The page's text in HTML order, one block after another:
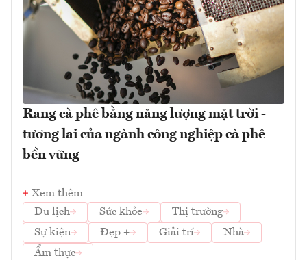
Rang cà phê bằng năng lượng mặt trời -
tương lai của ngành công nghiệp cà phê
bền vững
Xem thêm
Du lịch
Sức khỏe
Thị trường
Sự kiện
Đẹp + Giải trí
Nhà
Ẩm thực